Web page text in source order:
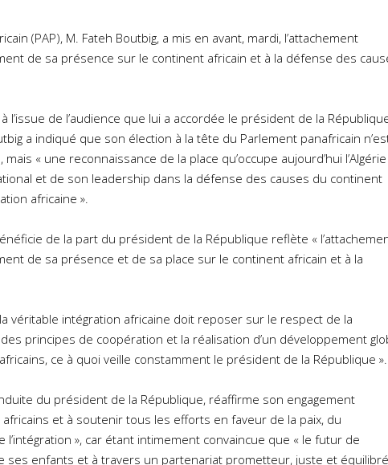
(PAP), M. Fateh Boutbig, a mis en avant, mardi, l’attachement
de sa présence sur le continent africain et à la défense des
l’issue de l’audience que lui a accordée le président de la
a indiqué que son élection à la tête du Parlement panafricain
« une reconnaissance de la place qu’occupe aujourd’hui l’Algérie
et de son leadership dans la défense des causes du continent
africaine ».
de la part du président de la République reflète «
de sa présence et de sa place sur le continent africain et à la
véritable intégration africaine doit reposer sur le respect de la
principes de coopération et la réalisation d’un développement
ce à quoi veille constamment le président de la République ».
du président de la République, réaffirme son engagement
et à soutenir tous les efforts en faveur de la paix, du
», car étant intimement convaincue que « le futur de
ses enfants et à travers un partenariat prometteur, juste et